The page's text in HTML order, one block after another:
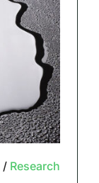
/ Research